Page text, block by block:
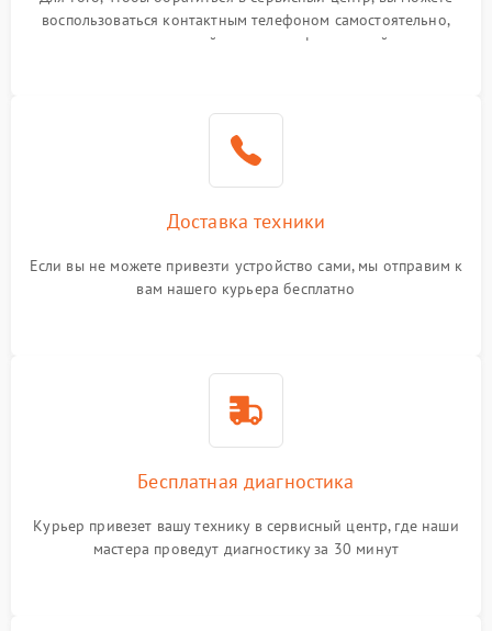
воспользоваться контактным телефоном самостоятельно,
или оставить свой номер телефона на сайте
Доставка техники
Если вы не можете привезти устройство сами, мы отправим к
вам нашего курьера бесплатно
Бесплатная диагностика
Курьер привезет вашу технику в сервисный центр, где наши
мастера проведут диагностику за 30 минут